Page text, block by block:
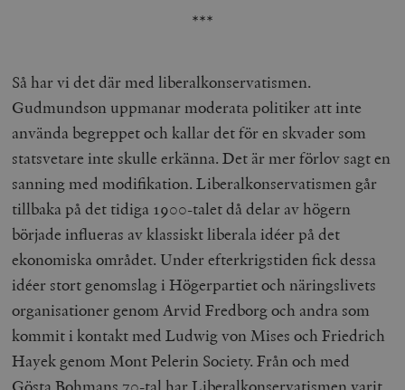
***
Så har vi det där med liberalkonservatismen.
Gudmundson uppmanar moderata politiker att inte
använda begreppet och kallar det för en skvader som
statsvetare inte skulle erkänna. Det är mer förlov sagt en
sanning med modifikation. Liberalkonservatismen går
tillbaka på det tidiga 1900-talet då delar av högern
började influeras av klassiskt liberala idéer på det
ekonomiska området. Under efterkrigstiden fick dessa
idéer stort genomslag i Högerpartiet och näringslivets
organisationer genom Arvid Fredborg och andra som
kommit i kontakt med Ludwig von Mises och Friedrich
Hayek genom Mont Pelerin Society. Från och med